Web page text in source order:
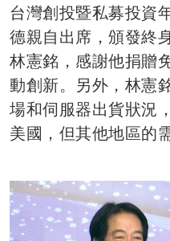
台灣創投暨私募投資
德親自出席，頒發終
林憲銘，感謝他捐贈
動創新。另外，林憲
場和伺服器出貨狀況
美國，但其他地區的